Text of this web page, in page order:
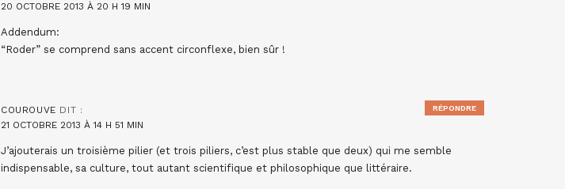
20 OCTOBRE 2013 À 20 H 19 MIN
Addendum:
“Roder” se comprend sans accent circonflexe, bien sûr !
COUROUVE DIT :
21 OCTOBRE 2013 À 14 H 51 MIN
J’ajouterais un troisième pilier (et trois piliers, c’est plus stable que deux) qui me semble
indispensable, sa culture, tout autant scientifique et philosophique que littéraire.
RÉPONDRE